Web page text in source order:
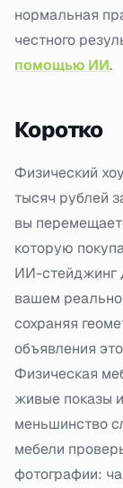
нормальная
честного
помощью ИИ.
Коротко
Физический
тысяч рублей
вы
которую
ИИ-стейджинг
вашем
сохраняя
объявления
Физическая
живые показы
меньшинство
мебели
фотографии: